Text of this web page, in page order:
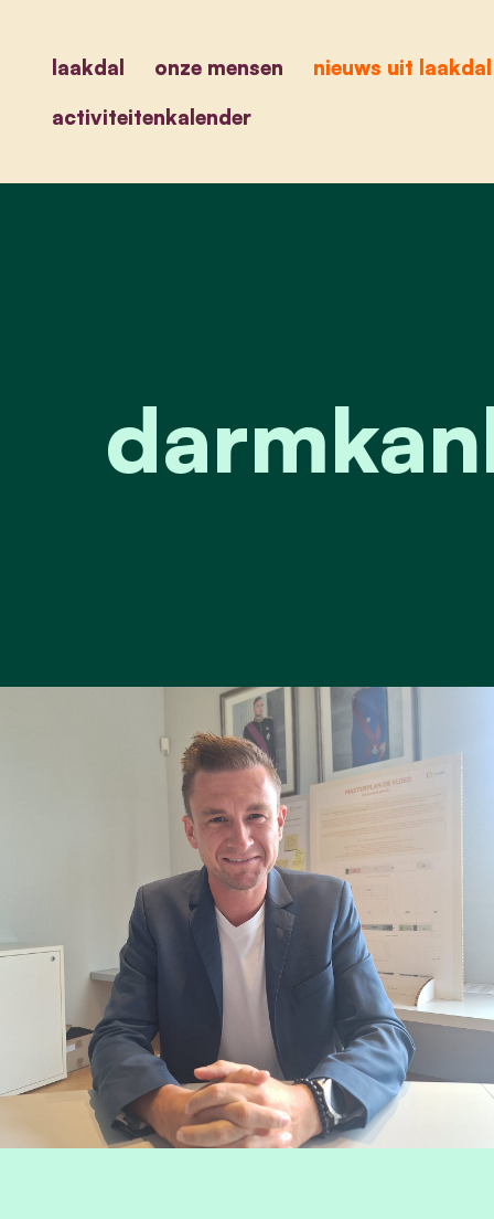
laakdal onze mensen
nieuws uit laakdal
activiteitenkalender